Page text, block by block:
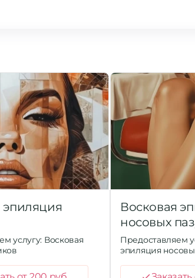
эпиляция
услугу: Восковая
Восковая
носовых
Предоставляем
эпиляция